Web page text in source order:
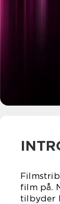
film på.
tilbyder